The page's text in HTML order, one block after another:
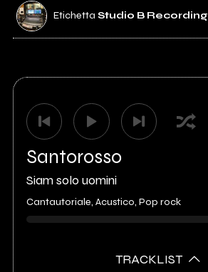
Etichetta Studio B Recording
Santorosso
Siam solo uomini
Cantautoriale, Acustico, Pop rock
TRACKLIST